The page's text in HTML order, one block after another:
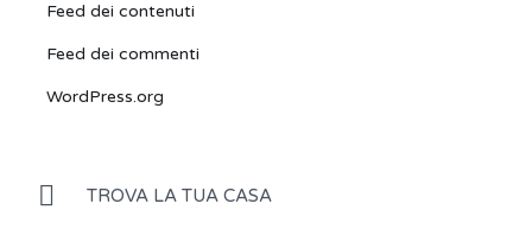
Feed dei contenuti
Feed dei commenti
WordPress.org
TROVA LA TUA CASA